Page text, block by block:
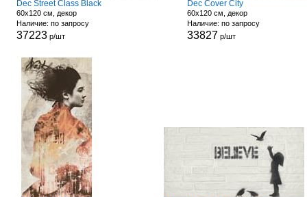
Dec Street Class Black
60x120 см, декор
Наличие: по запросу
37223р/шт
Dec Cover City
60x120 см, декор
Наличие: по запросу
33827 р/шт